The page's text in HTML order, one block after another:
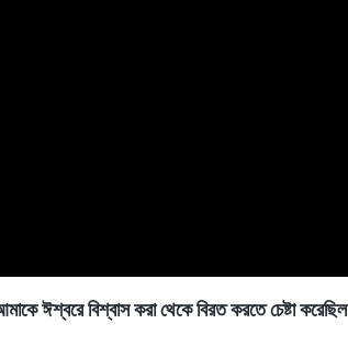
বিশ্বাস করা থেকে বিরত করতে চেষ্টা করেছিল